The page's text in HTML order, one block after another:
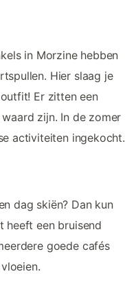
in Morzine hebben
Hier slaag je
Er zitten een
zijn. In de zomer
activiteiten ingekocht.
dag skiën? Dan kun
heeft een bruisend
goede cafés